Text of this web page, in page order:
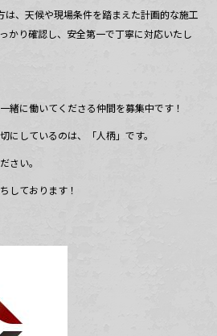
は、天候や現場条件を踏まえた計画的な施工
かり確認し、安全第一で丁寧に対応いたし
緒に働いてくださる仲間を募集中です！
にしているのは、「人柄」です。
さい。
しております！